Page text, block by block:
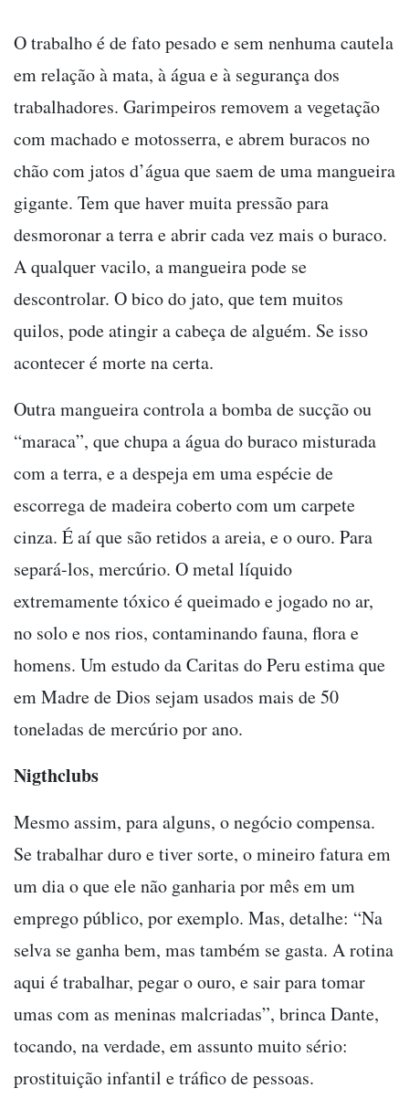
O trabalho é de fato pesado e sem nenhuma cautela
em relação à mata, à água e à segurança dos
trabalhadores. Garimpeiros removem a vegetação
com machado e motosserra, e abrem buracos no
chão com jatos d’água que saem de uma mangueira
gigante. Tem que haver muita pressão para
desmoronar a terra e abrir cada vez mais o buraco.
A qualquer vacilo, a mangueira pode se
descontrolar. O bico do jato, que tem muitos
quilos, pode atingir a cabeça de alguém. Se isso
acontecer é morte na certa.
Outra mangueira controla a bomba de sucção ou
“maraca”, que chupa a água do buraco misturada
com a terra, e a despeja em uma espécie de
escorrega de madeira coberto com um carpete
cinza. É aí que são retidos a areia, e o ouro. Para
separá-los, mercúrio. O metal líquido
extremamente tóxico é queimado e jogado no ar,
no solo e nos rios, contaminando fauna, flora e
homens. Um estudo da Caritas do Peru estima que
em Madre de Dios sejam usados mais de 50
toneladas de mercúrio por ano.
Nigthclubs
Mesmo assim, para alguns, o negócio compensa.
Se trabalhar duro e tiver sorte, o mineiro fatura em
um dia o que ele não ganharia por mês em um
emprego público, por exemplo. Mas, detalhe: “Na
selva se ganha bem, mas também se gasta. A rotina
aqui é trabalhar, pegar o ouro, e sair para tomar
umas com as meninas malcriadas”, brinca Dante,
tocando, na verdade, em assunto muito sério:
prostituição infantil e tráfico de pessoas.